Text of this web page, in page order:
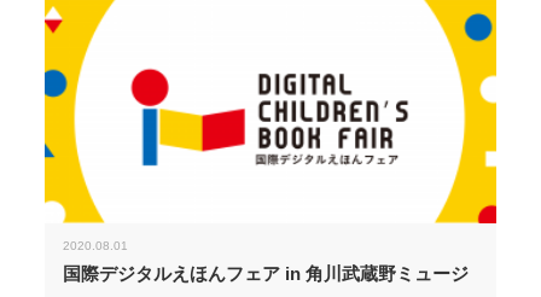
2020.08.01
国際デジタルえほんフェア in 角川武蔵野ミュージ